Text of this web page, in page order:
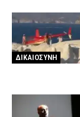
ΔΙΚΑΙΟΣΥΝΗ